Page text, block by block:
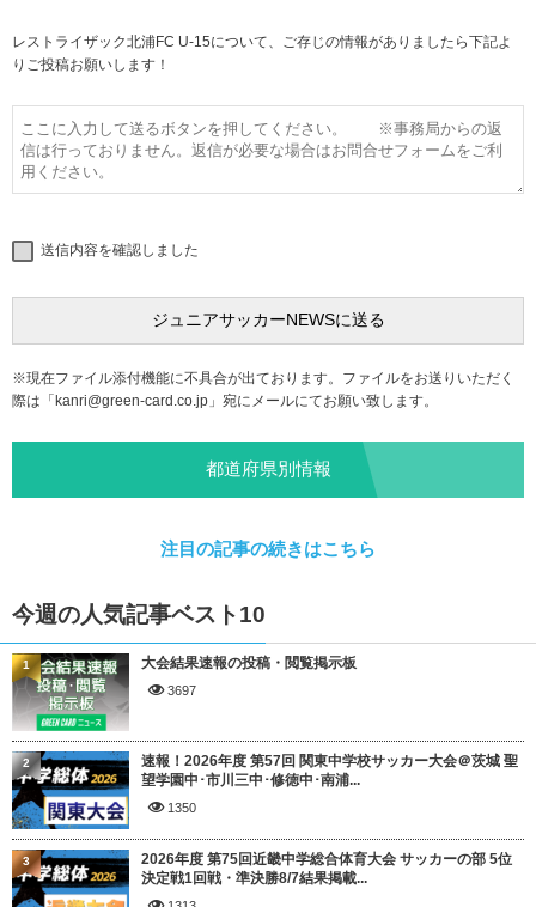
レストライザック北浦FC U-15について、ご存じの情報がありましたら下記よ
りご投稿お願いします！
送信内容を確認しました
※現在ファイル添付機能に不具合が出ております。ファイルをお送りいただく
際は「 kanri@green-card.co.jp 」宛にメールにてお願い致します。
都道府県別情報
注目の記事の続きはこちら
今週の人気記事ベスト10
大会結果速報の投稿・閲覧掲示板
3697
1
速報！2026年度 第57回 関東中学校サッカー大会＠茨城 聖
望学園中･市川三中･修徳中･南浦...
1350
2
2026年度 第75回近畿中学総合体育大会 サッカーの部 5位
決定戦1回戦・準決勝8/7結果掲載...
3